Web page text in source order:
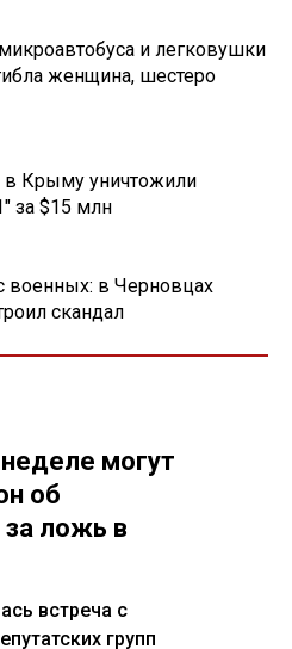
и легковушки
женщина, шестеро
Крыму уничтожили
за $15 млн
военных: в Черновцах
скандал
могут
об
за ложь в
встреча с
групп